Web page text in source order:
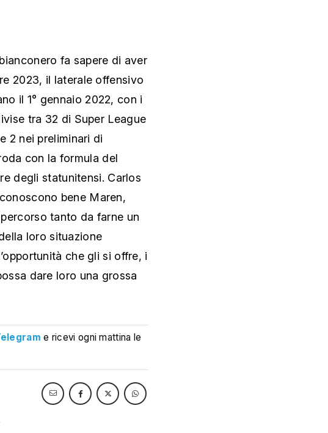
fa sapere di aver
2023, il laterale offensivo
il 1° gennaio 2022, con i
tra 32 di Super League
2 nei preliminari di
con la formula del
degli statunitensi. Carlos
bene Maren,
tanto da farne un
loro situazione
che gli si offre, i
dare loro una grossa
e ricevi ogni mattina le